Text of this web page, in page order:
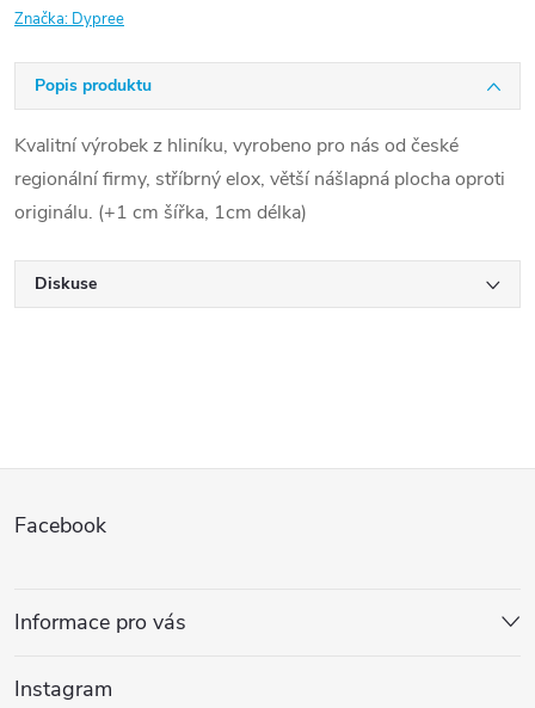
Značka: Dypree
Popis produktu
Kvalitní výrobek z hliníku, vyrobeno pro nás od české
regionální firmy, stříbrný elox, větší nášlapná plocha oproti
originálu. (+1 cm šířka, 1cm délka)
Diskuse
p
a
Facebook
Informace pro vás
Instagram